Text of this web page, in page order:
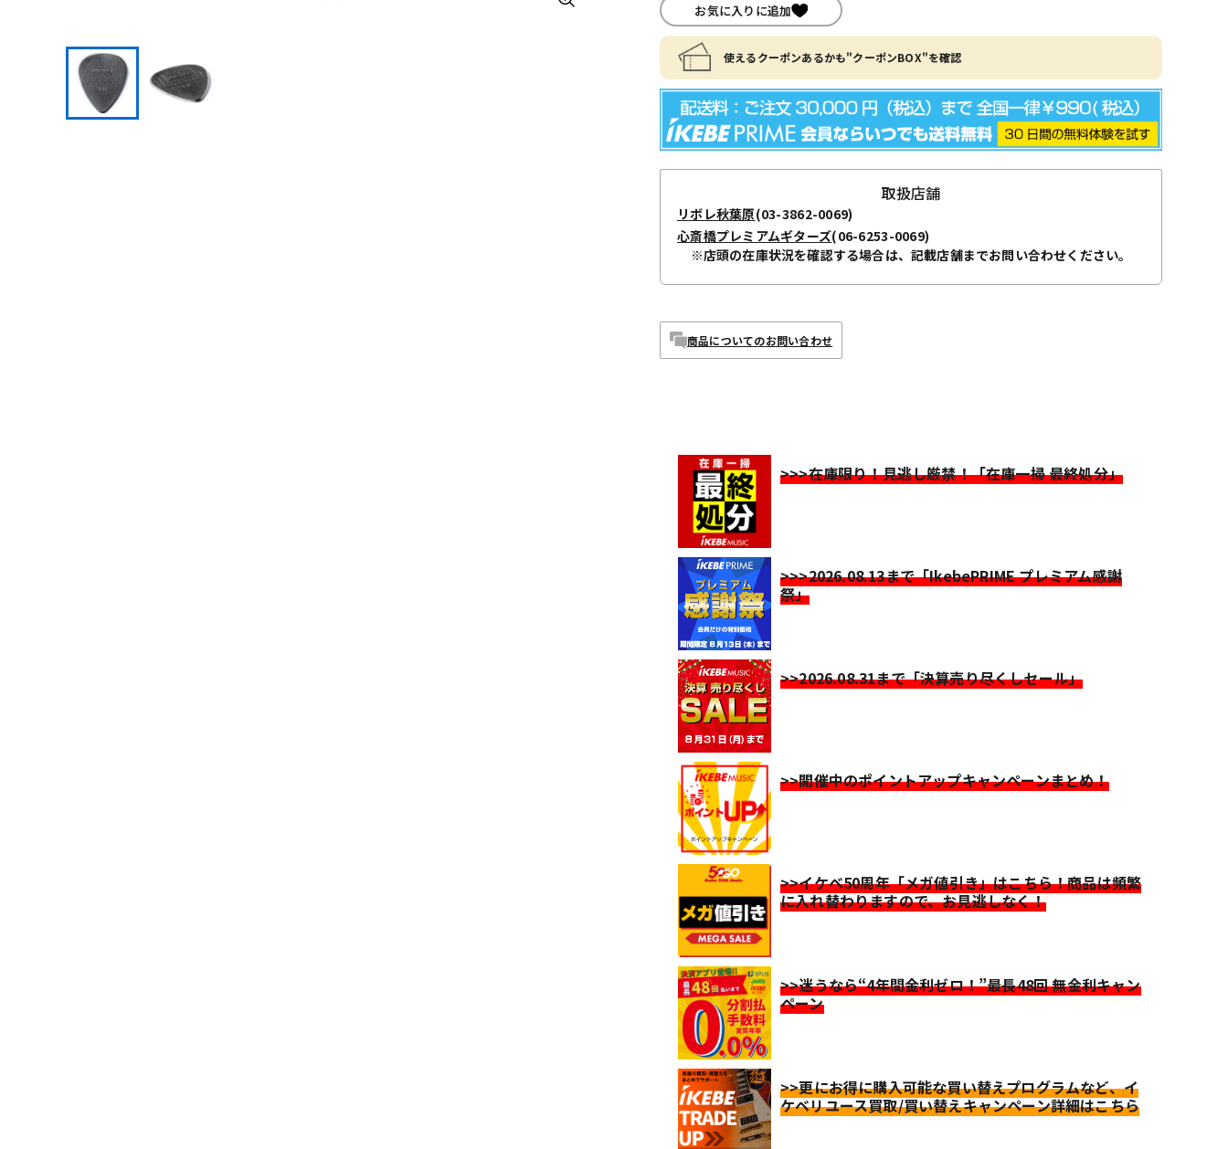
お気に入りに追加
使えるクーポンあるかも"クーポンBOX"を確認
取扱店舗
リボレ秋葉原(03-3862-0069)
心斎橋プレミアムギターズ(06-6253-0069)
※店頭の在庫状況を確認する場合は、記載店舗までお問い合わせください。
商品についてのお問い合わせ
>>>在庫限り！見逃し厳禁！「在庫一掃 最終処分」
>>>2026.08.13まで「IkebePRIME プレミアム感謝
祭」
>>2026.08.31まで「決算売り尽くしセール」
>>開催中のポイントアップキャンペーンまとめ！
>>イケベ50周年「メガ値引き」はこちら！商品は頻繁
に入れ替わりますので、お見逃しなく！
>>迷うなら“4年間金利ゼロ！”最長48回 無金利キャン
ペーン
>>更にお得に購入可能な買い替えプログラムなど、イ
ケベリユース買取/買い替えキャンペーン詳細はこちら